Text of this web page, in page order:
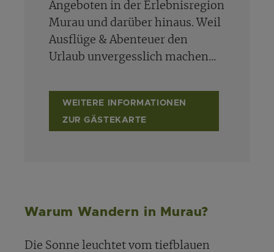
Angeboten in der Erlebnisregion
Murau und darüber hinaus. Weil
Ausflüge & Abenteuer den
Urlaub unvergesslich machen...
WEITERE INFORMATIONEN
ZUR GÄSTEKARTE
Warum Wandern in Murau?
Die Sonne leuchtet vom tiefblauen